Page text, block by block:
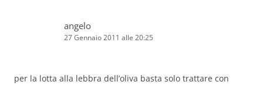
angelo
27 Gennaio 2011 alle 20:25
per la lotta alla lebbra dell’oliva basta solo trattare con